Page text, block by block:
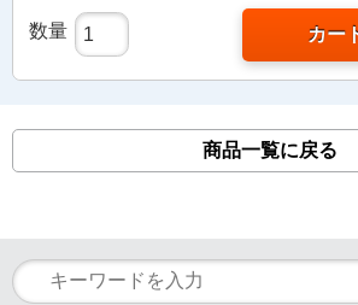
数量 カー
商品一覧に戻る